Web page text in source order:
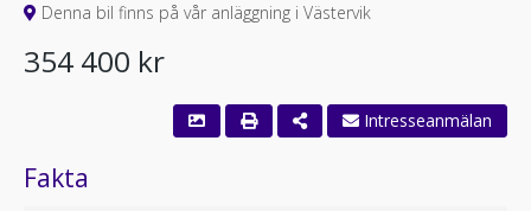
Denna bil finns på vår anläggning i Västervik
354 400 kr
Intresseanmälan
Fakta